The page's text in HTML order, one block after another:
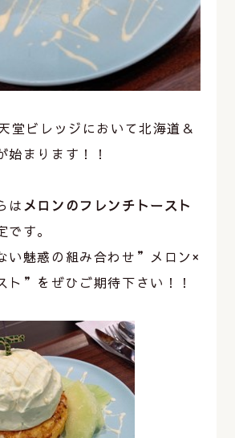
堂ビレッジにおいて北海道＆
始まります！！
はメロンのフレンチトースト
す。
い魅惑の組み合わせ”メロン×
ト”をぜひご期待下さい！！